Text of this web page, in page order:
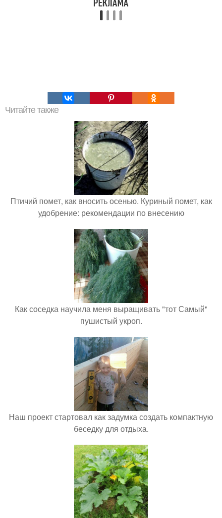
Читайте также
Птичий помет, как вносить осенью. Куриный помет, как
удобрение: рекомендации по внесению
Как соседка научила меня выращивать "тот Самый"
пушистый укроп.
Наш проект стартовал как задумка создать компактную
беседку для отдыха.